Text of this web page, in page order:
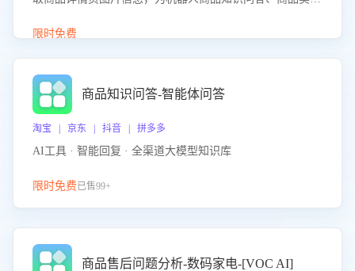
限时免费
商品知识问答-智能体问答
淘宝 | 京东 | 抖音 | 拼多多
AI工具 · 智能回复 · 全渠道大模型知识库
限时免费已售99+
商品售后问题分析-数码家电-[VOC AI]